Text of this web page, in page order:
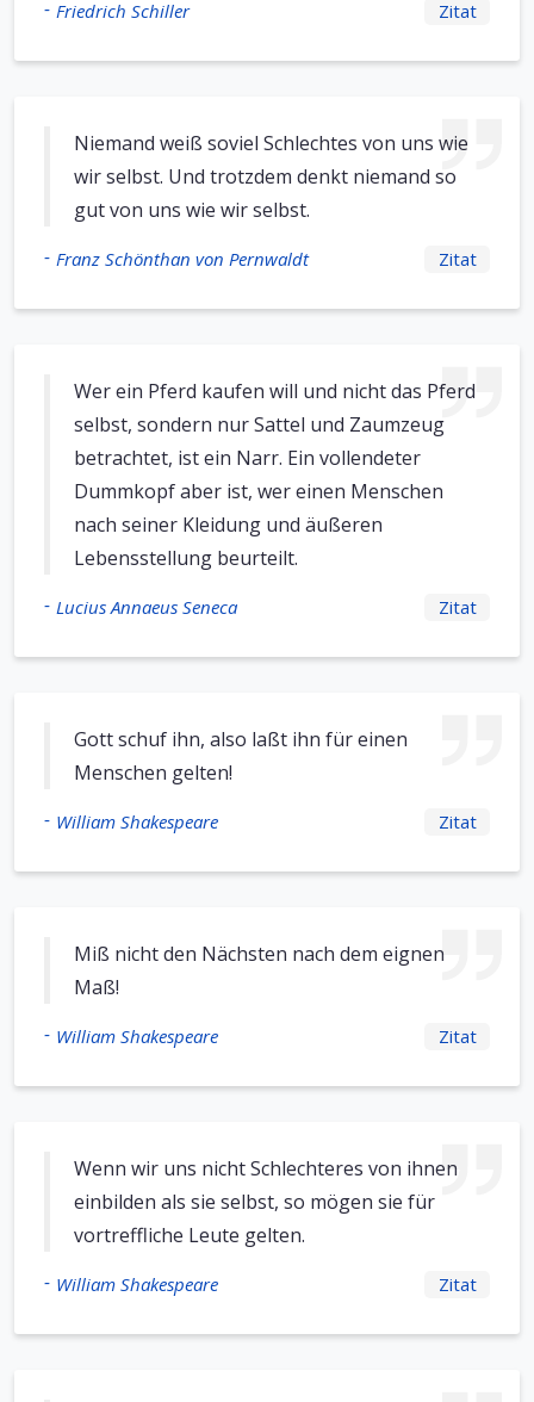
- Friedrich Schiller Zitat
Niemand weiß soviel Schlechtes von uns wie
wir selbst. Und trotzdem denkt niemand so
gut von uns wie wir selbst.
- Franz Schönthan von Pernwaldt Zitat
Wer ein Pferd kaufen will und nicht das Pferd
selbst, sondern nur Sattel und Zaumzeug
betrachtet, ist ein Narr. Ein vollendeter
Dummkopf aber ist, wer einen Menschen
nach seiner Kleidung und äußeren
Lebensstellung beurteilt.
- Lucius Annaeus Seneca Zitat
Gott schuf ihn, also laßt ihn für einen
Menschen gelten!
- William Shakespeare Zitat
Miß nicht den Nächsten nach dem eignen
Maß!
- William Shakespeare Zitat
Wenn wir uns nicht Schlechteres von ihnen
einbilden als sie selbst, so mögen sie für
vortreffliche Leute gelten.
- William Shakespeare Zitat